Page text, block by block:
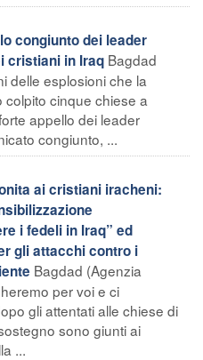
congiunto dei leader
cristiani in Iraq Bagdad
delle esplosioni che la
cinque chiese a
appello dei leader
congiunto, ...
ai cristiani iracheni:
i fedeli in Iraq” ed
gli attacchi contro i
Bagdad (Agenzia
per voi e ci
gli attentati alle chiese di
sono giunti ai
...